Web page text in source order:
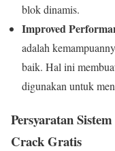
blok dinamis.
Improved
adalah
baik. Hal ini
digunakan untuk
Persyaratan
Crack Gratis